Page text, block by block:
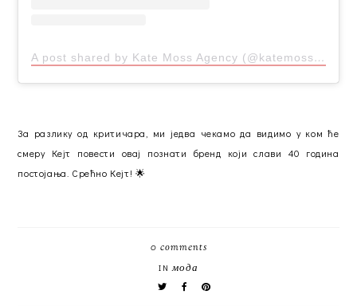
A post shared by Kate Moss Agency (@katemossagency)
За разлику од критичара, ми једва чекамо да видимо у ком ће
смеру Кејт повести овај познати бренд који слави 40 година
постојања. Срећно Кејт! 🌟
0 comments
IN мода